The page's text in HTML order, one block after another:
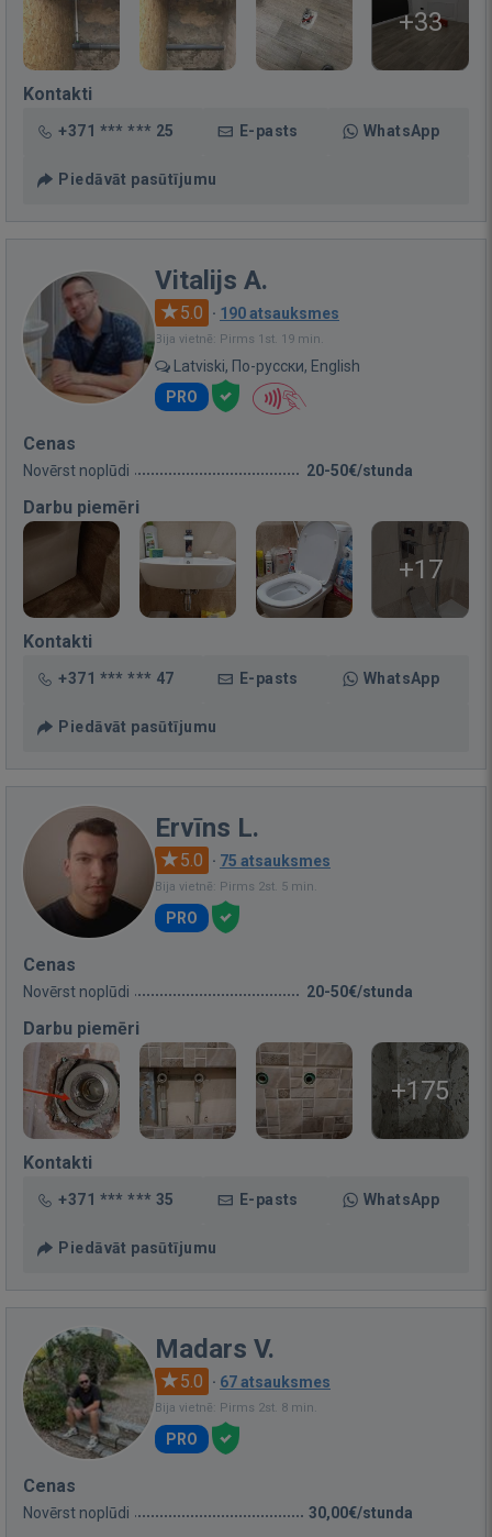
+33
Kontakti
+371 *** *** 25 E-pasts WhatsApp
Piedāvāt pasūtījumu
Vitalijs A.
5.0 · 190 atsauksmes
Bija vietnē: Pirms 1st. 19 min.
Latviski, По-русски, English
PRO
Cenas
Novērst noplūdi 20-50€/stunda
Darbu piemēri
+17
Kontakti
+371 *** *** 47 E-pasts WhatsApp
Piedāvāt pasūtījumu
Ervīns L.
5.0 · 75 atsauksmes
Bija vietnē: Pirms 2st. 5 min.
PRO
Cenas
Novērst noplūdi 20-50€/stunda
Darbu piemēri
+175
Kontakti
+371 *** *** 35 E-pasts WhatsApp
Piedāvāt pasūtījumu
Madars V.
5.0 · 67 atsauksmes
Bija vietnē: Pirms 2st. 8 min.
PRO
Cenas
Novērst noplūdi 30,00€/stunda